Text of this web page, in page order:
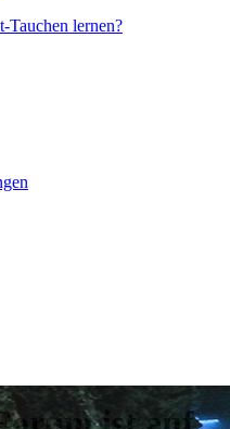
Tauchen lernen?